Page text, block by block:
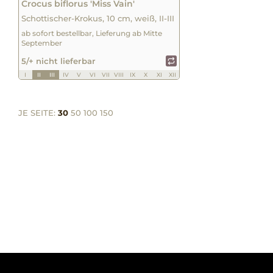
Crocus biflorus 'Miss Vain'
Schottischer-Krokus, 10 cm, weiß, II-III
ab sofort bestellbar, Lieferung ab Mitte
September
5/+ nicht lieferbar
I II III IV V VI VII VIII IX X XI XII
JE SEITE: 30 50 100 150